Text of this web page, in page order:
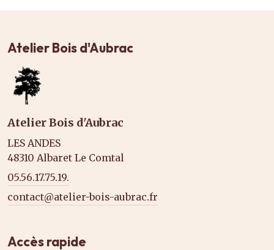
Atelier Bois d'Aubrac
Atelier Bois d'Aubrac
LES ANDES
48310 Albaret Le Comtal
05.56.17.75.19.
contact@atelier-bois-aubrac.fr
Accès rapide